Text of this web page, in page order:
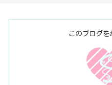
このブログを